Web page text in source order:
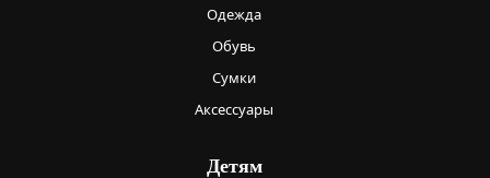
Одежда
Обувь
Сумки
Аксессуары
Детям